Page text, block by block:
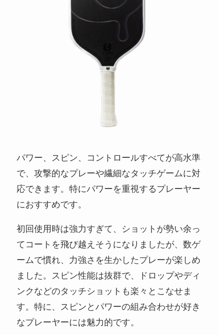
パワー、スピン、コントロールすべてが高水準
で、攻撃的なプレーや繊細なタッチゲームに対
応できます。特にパワーを重視するプレーヤー
におすすめです。
初回使用時は強力すぎて、ショットが勢い余っ
てコートを飛び越えそうになりましたが、数ゲ
ームで慣れ、力強さを生かしたプレーが楽しめ
ました。スピン性能は抜群で、ドロップやディ
ンクなどのタッチショットも楽々とこなせま
す。特に、スピンとパワーの組み合わせが好き
なプレーヤーには魅力的です。